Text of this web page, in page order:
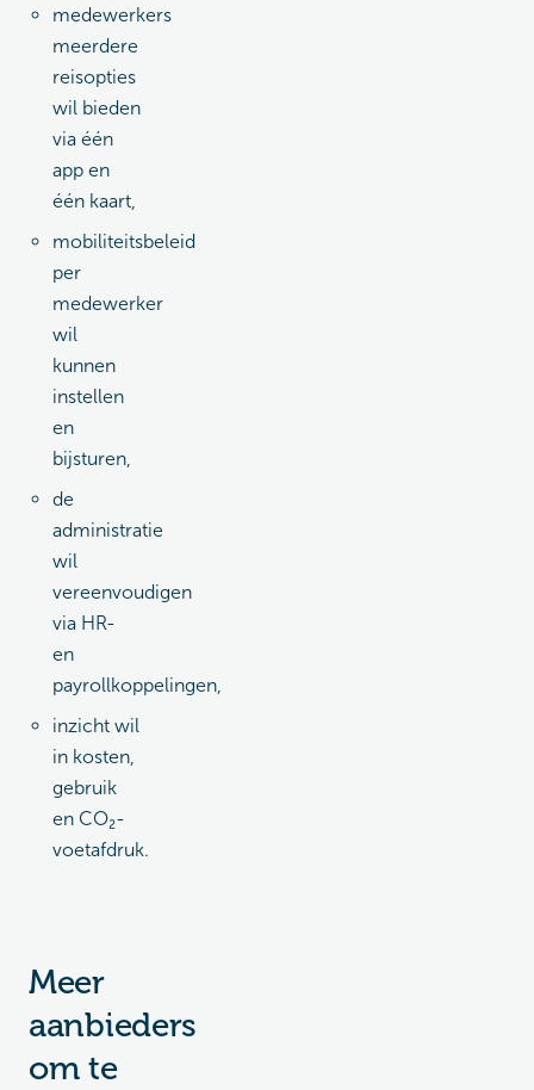
medewerkers
meerdere
reisopties
wil bieden
via één
app en
één kaart,
mobiliteitsbeleid
per
medewerker
wil
kunnen
instellen
en
bijsturen,
de
administratie
wil
vereenvoudigen
via HR-
en
payrollkoppelingen,
inzicht wil
in kosten,
gebruik
en CO₂-
voetafdruk.
Meer
aanbieders
om te